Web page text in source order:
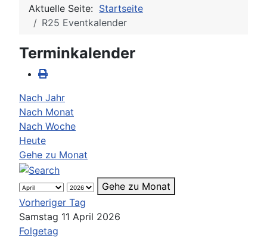
Aktuelle Seite: Startseite
R25 Eventkalender
Terminkalender
Nach Jahr
Nach Monat
Nach Woche
Heute
Gehe zu Monat
Gehe zu Monat
Vorheriger Tag
Samstag 11 April 2026
Folgetag